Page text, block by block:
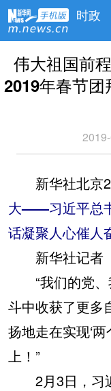
时政
伟大祖国前
2019年春节
新华社北京2
大——习近平总
话凝聚人心催人
新华社记者
“我们的党、
斗中收获了更多
扬地走在实现‘
上！”
2月3日，习